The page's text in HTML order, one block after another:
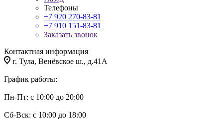
Телефоны
+7 920 270-83-81
+7 910 151-83-81
Заказать звонок
Контактная информация
г. Тула, Венёвское ш., д.41А
График работы:
Пн-Пт: с 10:00 до 20:00
Сб-Вск: с 10:00 до 18:00